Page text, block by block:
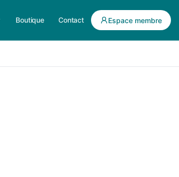
Boutique Contact Espace membre